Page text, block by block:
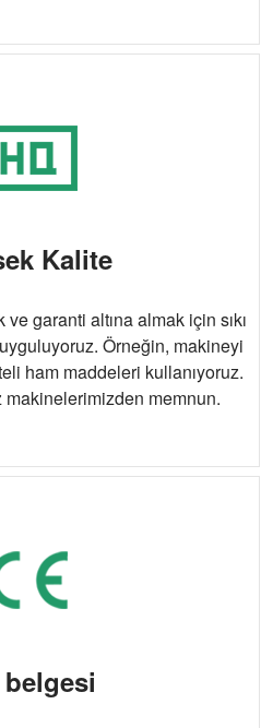
Kalite
garanti altına almak için sıkı
Örneğin, makineyi
ham maddeleri kullanıyoruz.
makinelerimizden memnun.
belgesi